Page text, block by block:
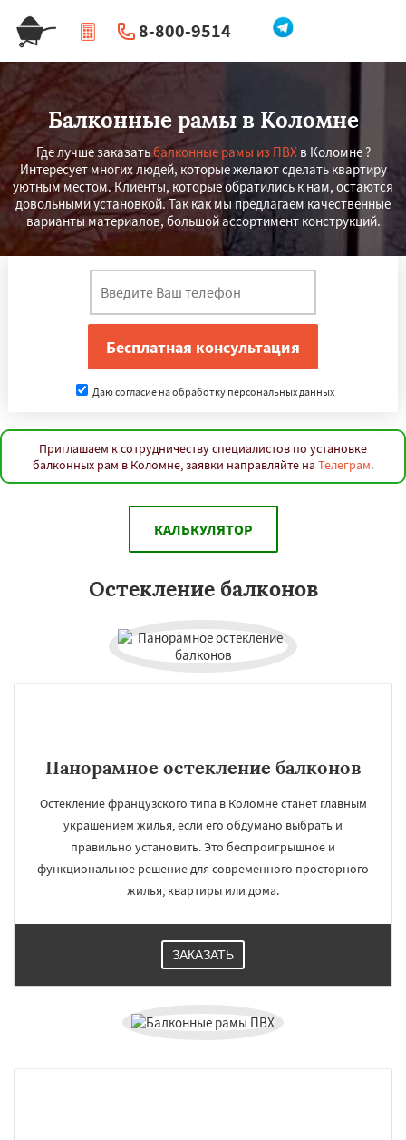
8-800-9514
| Перезвоните мне
Балконные рамы в Коломне
Где лучше заказатьбалконные рамы из ПВХв Коломне ?
Интересует многих людей, которые желают сделать квартиру
уютным местом. Клиенты, которые обратились к нам, остаются
довольными установкой. Так как мы предлагаем качественные
варианты материалов, большой ассортимент конструкций.
Даю согласие на обработку персональных данных
Приглашаем к сотрудничеству специалистов по установке
балконных рам в Коломне, заявки направляйте на Телеграм.
КАЛЬКУЛЯТОР
Остекление балконов
Панорамное остекление балконов
Остекление французского типа в Коломне станет главным
украшением жилья, если его обдумано выбрать и
правильно установить. Это беспроигрышное и
функциональное решение для современного просторного
жилья, квартиры или дома.
ЗАКАЗАТЬ